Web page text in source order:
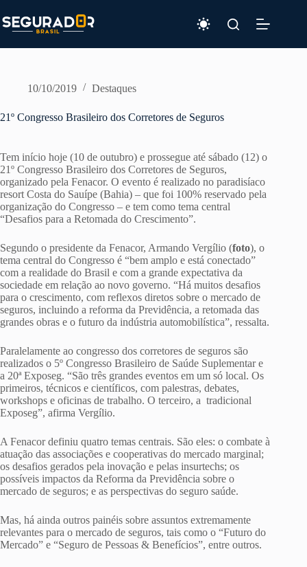
para
o
10/10/2019 Destaques
21º Congresso Brasileiro dos Corretores de Seguros
Tem início hoje (10 de outubro) e prossegue até sábado (12) o
21º Congresso Brasileiro dos Corretores de Seguros,
organizado pela Fenacor. O evento é realizado no paradisíaco
resort Costa do Sauípe (Bahia) – que foi 100% reservado pela
organização do Congresso – e tem como tema central
“Desafios para a Retomada do Crescimento”.
Segundo o presidente da Fenacor, Armando Vergílio (foto), o
tema central do Congresso é “bem amplo e está conectado”
com a realidade do Brasil e com a grande expectativa da
sociedade em relação ao novo governo. “Há muitos desafios
para o crescimento, com reflexos diretos sobre o mercado de
seguros, incluindo a reforma da Previdência, a retomada das
grandes obras e o futuro da indústria automobilística”, ressalta.
Paralelamente ao congresso dos corretores de seguros são
realizados o 5º Congresso Brasileiro de Saúde Suplementar e
a 20ª Exposeg. “São três grandes eventos em um só local. Os
primeiros, técnicos e científicos, com palestras, debates,
workshops e oficinas de trabalho. O terceiro, a tradicional
Exposeg”, afirma Vergílio.
A Fenacor definiu quatro temas centrais. São eles: o combate à
atuação das associações e cooperativas do mercado marginal;
os desafios gerados pela inovação e pelas insurtechs; os
possíveis impactos da Reforma da Previdência sobre o
mercado de seguros; e as perspectivas do seguro saúde.
Mas, há ainda outros painéis sobre assuntos extremamente
relevantes para o mercado de seguros, tais como o “Futuro do
Mercado” e “Seguro de Pessoas & Benefícios”, entre outros.